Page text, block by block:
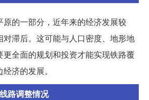
原的一部分，近年来的经济发展较
滞后。这可能与人口密度、地形地
全面的规划和投资才能实现铁路覆
济的发展。
路调整情况